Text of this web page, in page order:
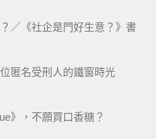
／《社企是門好生意？》書
匿名受刑人的鐵窗時光
》，不願買口香糖？